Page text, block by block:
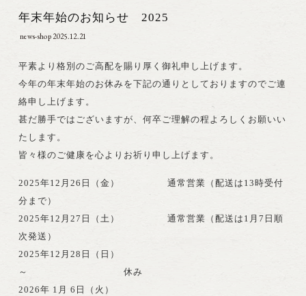
年末年始のお知らせ 2025
news-shop 2025.12.21
平素より格別のご高配を賜り厚く御礼申し上げます。
今年の年末年始のお休みを下記の通りとしておりますのでご連
絡申し上げます。
甚だ勝手ではございますが、何卒ご理解の程よろしくお願いい
たします。
皆々様のご健康を心よりお祈り申し上げます。
2025年12月26日（金） 通常営業（配送は13時受付
分まで）
2025年12月27日（土） 通常営業（配送は1月7日順
次発送）
2025年12月28日（日）
～ 休み
2026年 1月 6日（火）